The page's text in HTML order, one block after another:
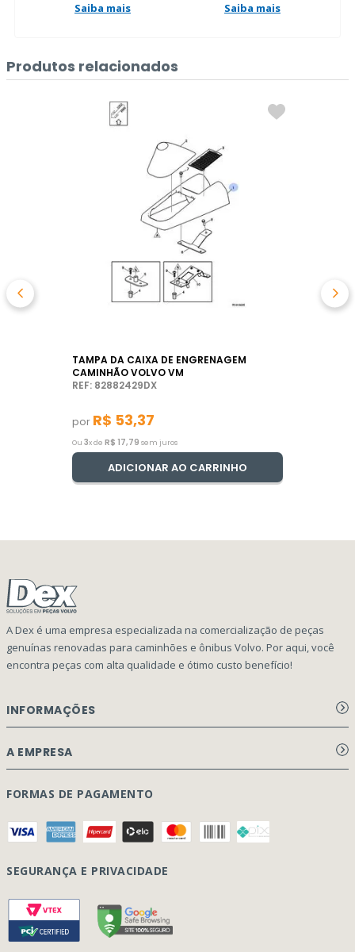
Saiba mais
Saiba mais
Produtos relacionados
TAMPA DA CAIXA DE ENGRENAGEM
CAMINHÃO VOLVO VM
REF: 82882429DX
por R$ 53,37
Ou 3x de R$ 17,79 sem juros
ADICIONAR AO CARRINHO
A Dex é uma empresa especializada na comercialização de peças
genuínas renovadas para caminhões e ônibus Volvo. Por aqui, você
encontra peças com alta qualidade e ótimo custo benefício!
INFORMAÇÕES
Aviso de privacidade Dex Peças
Perguntas Frequentes
Formulário Garantia/Devolução
Rastreamento de pedidos
Vendas: (41) 3317-7470
A EMPRESA
Página Principal
Quem Somos
Onde Estamos
Contato
Blog
FORMAS DE PAGAMENTO
SEGURANÇA E PRIVACIDADE